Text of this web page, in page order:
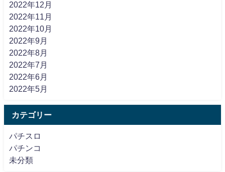
2022年12月
2022年11月
2022年10月
2022年9月
2022年8月
2022年7月
2022年6月
2022年5月
カテゴリー
パチスロ
パチンコ
未分類